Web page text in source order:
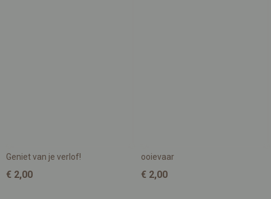
Geniet van je verlof!
€ 2,00
ooievaar
€ 2,00